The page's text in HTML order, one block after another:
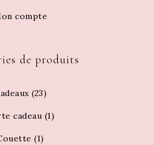
compte
de produits
(23)
cadeau (1)
(1)